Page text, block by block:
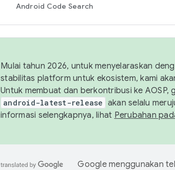
Android Code Search
Mulai tahun 2026, untuk menyelaraskan
stabilitas platform untuk ekosistem, kami
Untuk membuat dan berkontribusi ke AOSP,
android-latest-release akan selalu
informasi selengkapnya, lihat Perubahan
Google menggunakan